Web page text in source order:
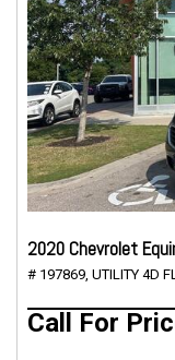
2020 Chevrolet
# 197869, UTILITY 4D
Call For